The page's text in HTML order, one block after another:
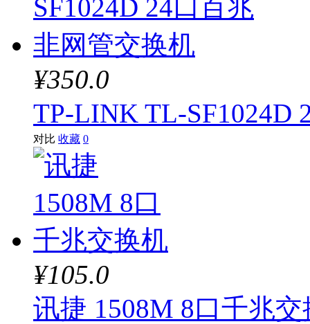
¥350.0
TP-LINK TL-SF1024D
对比 收藏 0
¥105.0
讯捷 1508M 8口千兆交